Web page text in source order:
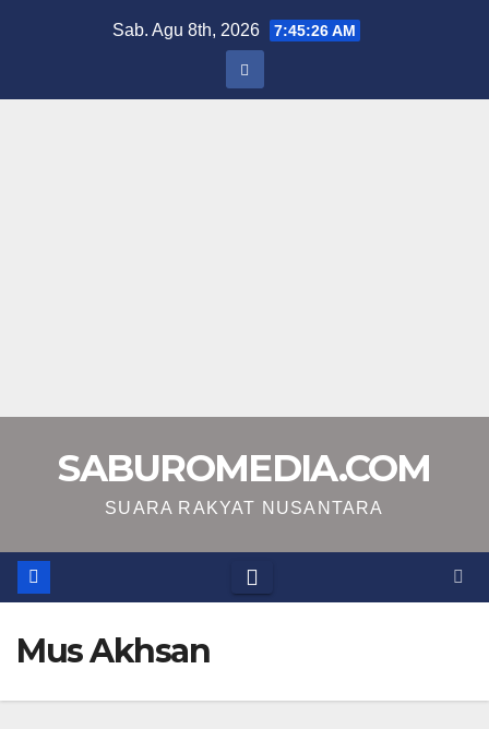
Sab. Agu 8th, 2026 7:45:27 AM
SABUROMEDIA.COM
SUARA RAKYAT NUSANTARA
Mus Akhsan